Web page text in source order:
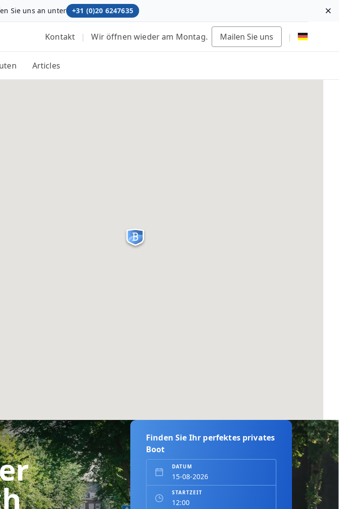
Sie uns an unter +31 (0)20 6247635
Kontakt | Wir öffnen wieder am Montag. Mailen Sie uns |
Articles
Finden Sie Ihr perfektes privates
Boot
DATUM
STARTZEIT